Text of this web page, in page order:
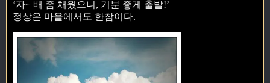
‘자~ 배 좀 채웠으니, 기분 좋게 출발!’
정상은 마을에서도 한참이다.